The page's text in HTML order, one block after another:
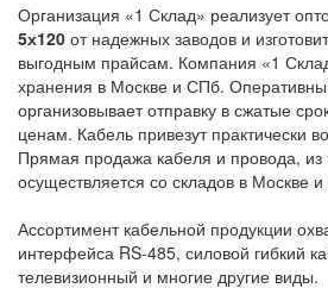
Организация «1 Склад» реализует
5х120 от надежных заводов и
выгодным прайсам. Компания «1
хранения в Москве и СПб.
организовывает отправку в сжатые
ценам. Кабель привезут практически
Прямая продажа кабеля и провода, из
осуществляется со складов в Москве
Ассортимент кабельной продукции
интерфейса RS-485, силовой гибкий
телевизионный и многие другие виды.